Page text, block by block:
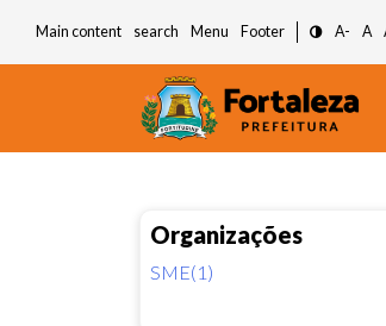
Main content search Menu Footer A- A
Organizações
SME(1)